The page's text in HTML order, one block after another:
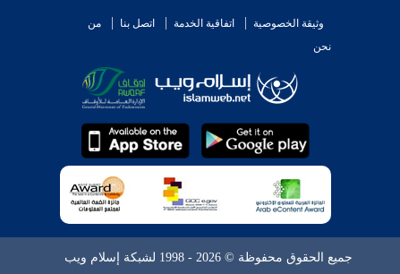
وثيقة الخصوصية اتفاقية الخدمة اتصل بنا
من
نحن
جميع الحقوق محفوظة © 2026 - 1998 لشبكة إسلام ويب